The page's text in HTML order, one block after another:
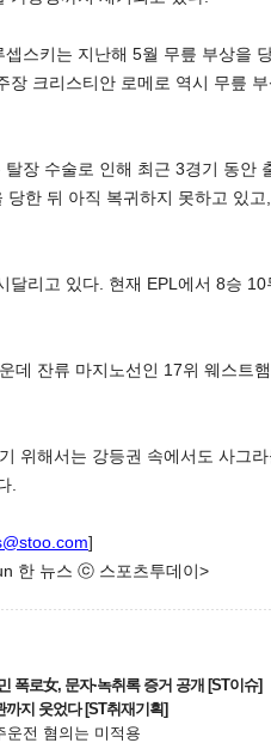
스키는 지난해 5월 무릎 부상을
장 크리스티안 로메로 역시 무릎
장 수술로 인해 최근 3경기 동안
한 뒤 아직 복귀하지 못하고 있
달리고 있다. 현재 EPL에서 8승
데 잔류 마지노선인 17위 웨스트
위해서는 강등권 속에서도 사그
.
]
한 뉴스 ⓒ 스포츠투데이>
폭로女, 문자·녹취록 증거 공개 [ST이슈]
까지 웃었다 [ST취재기획]
전 혐의는 미적용